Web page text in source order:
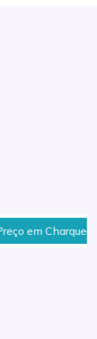
em Charqueada